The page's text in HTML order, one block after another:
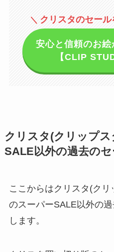
＼ クリスタのセール
安心と信頼のお
【CLIP
クリスタ(クリップ
SALE以外の過去の
ここからはクリスタ(ク
のスーパーSALE以外の
します。